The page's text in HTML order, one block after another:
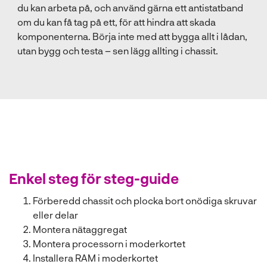
du kan arbeta på, och använd gärna ett antistatband
om du kan få tag på ett, för att hindra att skada
komponenterna. Börja inte med att bygga allt i lådan,
utan bygg och testa – sen lägg allting i chassit.
Enkel steg för steg-guide
Förberedd chassit och plocka bort onödiga skruvar
eller delar
Montera nätaggregat
Montera processorn i moderkortet
Installera RAM i moderkortet